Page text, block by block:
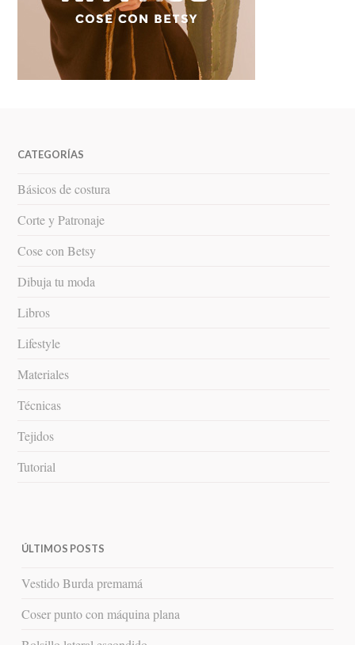
CATEGORÍAS
Básicos de costura
Corte y Patronaje
Cose con Betsy
Dibuja tu moda
Libros
Lifestyle
Materiales
Técnicas
Tejidos
Tutorial
ÚLTIMOS POSTS
Vestido Burda premamá
Coser punto con máquina plana